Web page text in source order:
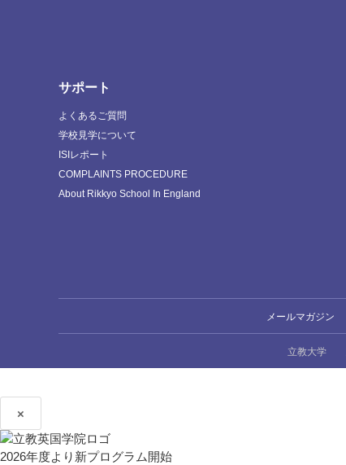
サポート
よくあるご質問
学校見学について
ISIレポート
COMPLAINTS PROCEDURE
About Rikkyo School In England
メールマガジン
立教大学
×
2026年度より新プログラム開始